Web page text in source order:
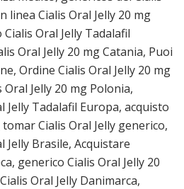
linea Cialis Oral Jelly 20 mg
Oral Jelly Tadalafil
Oral Jelly 20 mg Catania, Puoi
Ordine Cialis Oral Jelly 20 mg
Jelly 20 mg Polonia,
Jelly Tadalafil Europa, acquisto
Cialis Oral Jelly generico,
Jelly Brasile, Acquistare
generico Cialis Oral Jelly 20
Oral Jelly Danimarca,